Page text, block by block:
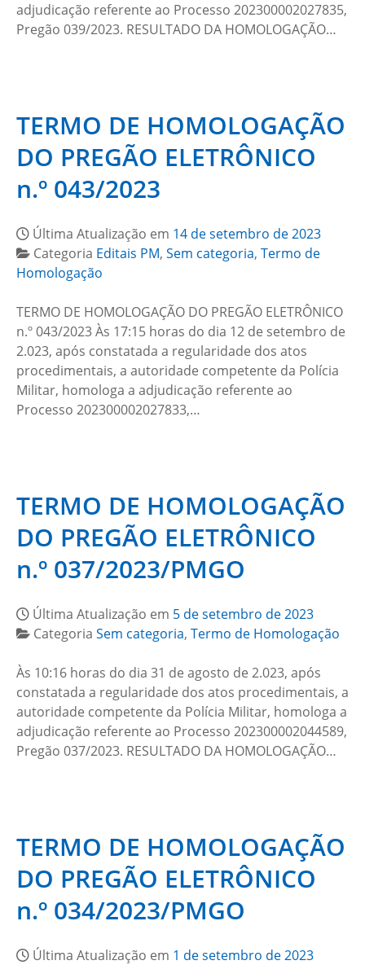
adjudicação referente ao Processo 202300002027835,
Pregão 039/2023. RESULTADO DA HOMOLOGAÇÃO…
TERMO DE HOMOLOGAÇÃO
DO PREGÃO ELETRÔNICO
n.º 043/2023
Última Atualização em 14 de setembro de 2023
Categoria Editais PM, Sem categoria, Termo de
Homologação
TERMO DE HOMOLOGAÇÃO DO PREGÃO ELETRÔNICO
n.º 043/2023 Às 17:15 horas do dia 12 de setembro de
2.023, após constatada a regularidade dos atos
procedimentais, a autoridade competente da Polícia
Militar, homologa a adjudicação referente ao
Processo 202300002027833,…
TERMO DE HOMOLOGAÇÃO
DO PREGÃO ELETRÔNICO
n.º 037/2023/PMGO
Última Atualização em 5 de setembro de 2023
Categoria Sem categoria, Termo de Homologação
Às 10:16 horas do dia 31 de agosto de 2.023, após
constatada a regularidade dos atos procedimentais, a
autoridade competente da Polícia Militar, homologa a
adjudicação referente ao Processo 202300002044589,
Pregão 037/2023. RESULTADO DA HOMOLOGAÇÃO…
TERMO DE HOMOLOGAÇÃO
DO PREGÃO ELETRÔNICO
n.º 034/2023/PMGO
Última Atualização em 1 de setembro de 2023